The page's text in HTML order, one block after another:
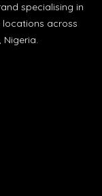
specialising in
across
Nigeria.